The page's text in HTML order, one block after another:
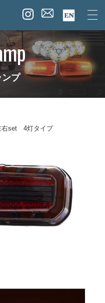
ンプ
右set 4灯タイプ